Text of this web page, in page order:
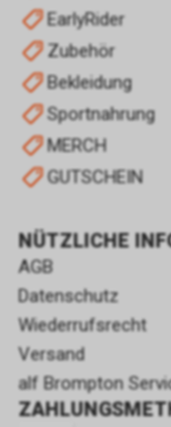
EarlyRider
Zubehör
Bekleidung
Sportnahrung
MERCH
GUTSCHEIN
NÜTZLICHE
AGB
Datenschutz
Wiederrufsrecht
Versand
alf Brompton